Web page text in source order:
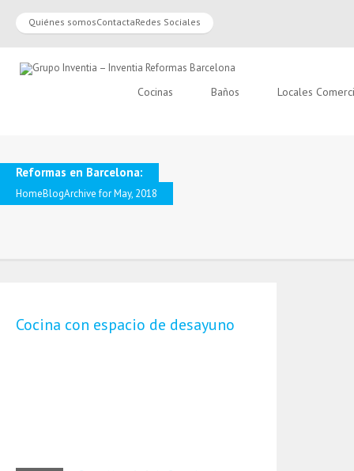
Quiénes somosContactaRedes Sociales
Cocinas Baños Locales
Reformas en Barcelona:
HomeBlogArchive for May, 2018
Cocina con espacio de desayuno